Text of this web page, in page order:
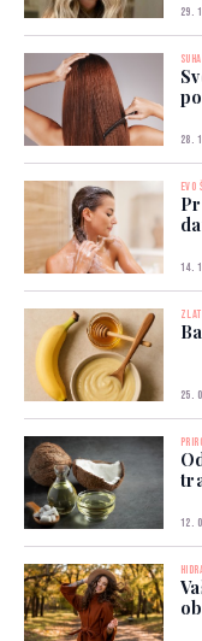
29.
28.
EVO
14.
25.
12.